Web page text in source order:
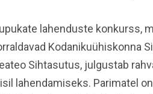
lahenduste konkurss,
Kodanikuühiskonna
Sihtasutus, julgustab
lahendamiseks. Parimatel